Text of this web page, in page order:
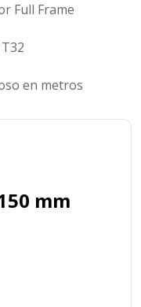
Full Frame
en metros
mm